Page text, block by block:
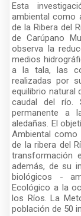
Esta
ambiental como
de la Ribera del
de Carúpano
observa la
medios
a la tala, las
realizadas por
equilibrio natural
caudal del río.
permanente a
aledañas. El
Ambiental como
de la ribera del
transformación
además, de su
biológicos -
Ecológico a la
los Ríos. La
población de 50